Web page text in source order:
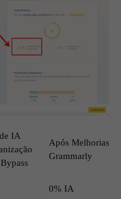
IA
Após Melhorias do
Grammarly
0% IA